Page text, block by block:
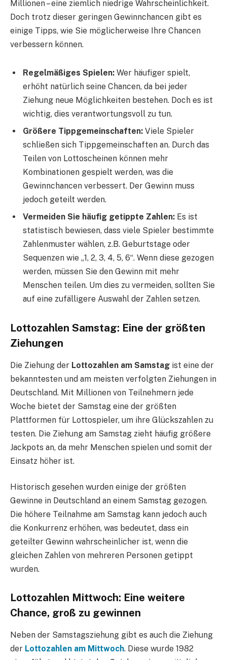
Millionen – eine ziemlich niedrige Wahrscheinlichkeit.
Doch trotz dieser geringen Gewinnchancen gibt es
einige Tipps, wie Sie möglicherweise Ihre Chancen
verbessern können.
Regelmäßiges Spielen: Wer häufiger spielt,
erhöht natürlich seine Chancen, da bei jeder
Ziehung neue Möglichkeiten bestehen. Doch es ist
wichtig, dies verantwortungsvoll zu tun.
Größere Tippgemeinschaften: Viele Spieler
schließen sich Tippgemeinschaften an. Durch das
Teilen von Lottoscheinen können mehr
Kombinationen gespielt werden, was die
Gewinnchancen verbessert. Der Gewinn muss
jedoch geteilt werden.
Vermeiden Sie häufig getippte Zahlen: Es ist
statistisch bewiesen, dass viele Spieler bestimmte
Zahlenmuster wählen, z.B. Geburtstage oder
Sequenzen wie „1, 2, 3, 4, 5, 6“. Wenn diese gezogen
werden, müssen Sie den Gewinn mit mehr
Menschen teilen. Um dies zu vermeiden, sollten Sie
auf eine zufälligere Auswahl der Zahlen setzen.
Lottozahlen Samstag: Eine der größten
Ziehungen
Die Ziehung der Lottozahlen am Samstag ist eine der
bekanntesten und am meisten verfolgten Ziehungen in
Deutschland. Mit Millionen von Teilnehmern jede
Woche bietet der Samstag eine der größten
Plattformen für Lottospieler, um ihre Glückszahlen zu
testen. Die Ziehung am Samstag zieht häufig größere
Jackpots an, da mehr Menschen spielen und somit der
Einsatz höher ist.
Historisch gesehen wurden einige der größten
Gewinne in Deutschland an einem Samstag gezogen.
Die höhere Teilnahme am Samstag kann jedoch auch
die Konkurrenz erhöhen, was bedeutet, dass ein
geteilter Gewinn wahrscheinlicher ist, wenn die
gleichen Zahlen von mehreren Personen getippt
wurden.
Lottozahlen Mittwoch: Eine weitere
Chance, groß zu gewinnen
Neben der Samstagsziehung gibt es auch die Ziehung
der Lottozahlen am Mittwoch. Diese wurde 1982